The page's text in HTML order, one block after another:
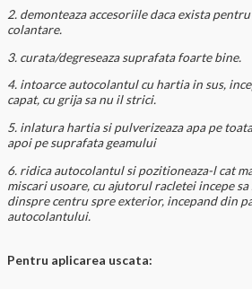
2. demonteaza accesoriile daca exista
colantare.
3. curata/degreseaza suprafata foarte bine.
4. intoarce autocolantul cu hartia in sus,
capat, cu grija sa nu il strici.
5. inlatura hartia si pulverizeaza apa pe
apoi pe suprafata geamului
6. ridica autocolantul si pozitioneaza-l cat
miscari usoare, cu ajutorul racletei incepe sa
dinspre centru spre exterior, incepand din
autocolantului.
Pentru aplicarea uscata: